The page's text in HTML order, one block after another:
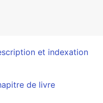
et indexation
de livre